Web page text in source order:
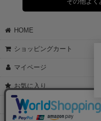
＞詳
◆領収書はご希望頂いた場
【これからご注文する場合】
STEP2「お届け先・お支払
願いします。
②宛名（空欄は上様は不可）
③但し書き（空欄やお品代は
【すでにご注文が完了して
①お電話・メール・LINEに
②後日、郵送にて領収書を
HOME
ショッピングカート
マイページ
お気に入り
特定商取引法表示